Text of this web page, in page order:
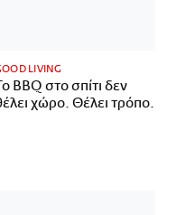
LIVING
BBQ στο σπίτι δεν
χώρο. Θέλει τρόπο.